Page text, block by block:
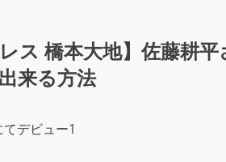
レス 橋本大地】佐藤耕
来る方法
デビュー1